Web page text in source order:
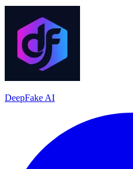
DeepFake AI